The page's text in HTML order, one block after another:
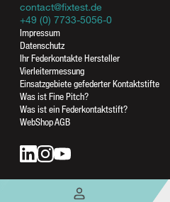
Rufen Sie uns an
07733-5056-0
07733-5056-17
Schreiben Sie uns
Kontaktformular
contact@fixtest.de
+49 (0) 7733-5056-0
Impressum
Datenschutz
Ihr Federkontakte Hersteller
Vierleitermessung
Einsatzgebiete gefederter Kontaktstifte
Was ist Fine Pitch?
Was ist ein Federkontaktstift?
WebShop AGB